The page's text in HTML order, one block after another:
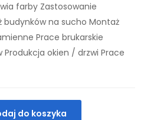
farby Zastosowanie
na sucho Montaż
Prace brukarskie
Produkcja okien / drzwi Prace
do koszyka